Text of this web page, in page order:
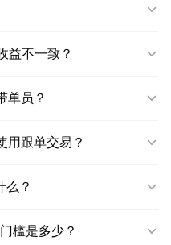
益不一致？
单员？
用跟单交易？
么？
槛是多少？